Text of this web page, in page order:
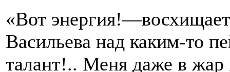
«Вот
Васильева над каким-то
талант!.. Меня даже в жар